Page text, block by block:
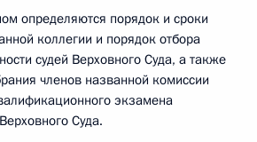
определяются порядок и сроки
коллегии и порядок отбора
судей Верховного Суда, а также
членов названной комиссии
экзамена
Суда.